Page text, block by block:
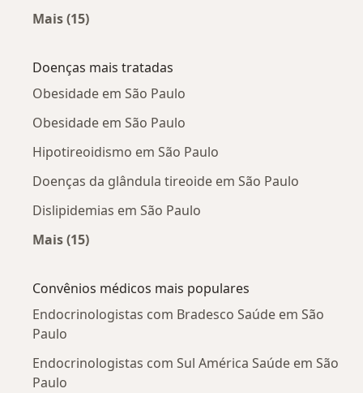
Mais (15)
Doenças mais tratadas
Obesidade em São Paulo
Obesidade em São Paulo
Hipotireoidismo em São Paulo
Doenças da glândula tireoide em São Paulo
Dislipidemias em São Paulo
Mais (15)
Convênios médicos mais populares
Endocrinologistas com Bradesco Saúde em São
Paulo
Endocrinologistas com Sul América Saúde em São
Paulo